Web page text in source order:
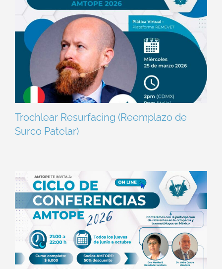
Trochlear Resurfacing (Reemplazo de
Surco Patelar)